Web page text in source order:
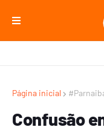
Página inicial
Confusão